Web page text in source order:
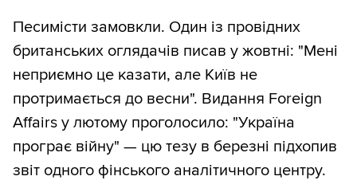
Песимісти замовкли. Один із провідних
британських оглядачів писав у жовтні: "Мені
неприємно це казати, але Київ не
протримається до весни". Видання Foreign
Affairs у лютому проголосило: "Україна
програє війну" — цю тезу в березні підхопив
звіт одного фінського аналітичного центру.